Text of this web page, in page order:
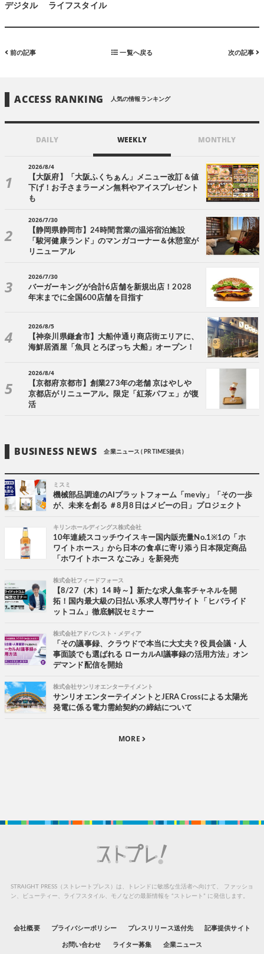
デジタル ライフスタイル
前の記事 一覧へ戻る 次の記事
ACCESS RANKING 人気の情報ランキング
DAILY WEEKLY MONTHLY
2026/8/4
【大阪府】「大阪ふくちぁん」メニュー改訂＆値
下げ！お子さまラーメン無料やアイスプレゼント
も
2026/7/30
【静岡県静岡市】24時間営業の温浴宿泊施設
「駿河健康ランド」のマンガコーナー＆休憩室が
リニューアル
2026/7/30
バーガーキングが合計6店舗を新規出店！2028
年末までに全国600店舗を目指す
2026/8/5
【神奈川県鎌倉市】大船仲通り商店街エリアに、
海鮮居酒屋「魚貝 とろぼっち 大船」オープン！
2026/8/4
【京都府京都市】創業273年の老舗 京はやしや
京都店がリニューアル。限定「紅茶パフェ」が復
活
BUSINESS NEWS 企業ニュース ( PR TIMES提供 )
ミスミ
機械部品調達のAIプラットフォーム「meviy」「その一歩
が、未来を創る ＃8月8日はメビーの日」プロジェクト
キリンホールディングス株式会社
10年連続スコッチウイスキー国内販売量No.1※1の「ホ
ワイトホース」から日本の食卓に寄り添う日本限定商品
「ホワイトホース なごみ」を新発売
株式会社フィードフォース
【8/27（木）14 時～】新たな求人集客チャネルを開
拓！国内最大級の日払い系求人専門サイト「ヒバライド
ットコム」徹底解説セミナー
株式会社アドバンスト・メディア
「その議事録、クラウドで本当に大丈夫？役員会議・人
事面談でも選ばれる ローカルAI議事録の活用方法」オン
デマンド配信を開始
株式会社サンリオエンターテイメント
サンリオエンターテイメントとJERA Crossによる太陽光
発電に係る電力需給契約の締結について
MORE
STRAIGHT PRESS（ストレートプレス）は、トレンドに敏感な生活者へ向けて、
ファッショ
ン、ビューティー、ライフスタイル、モノなどの最新情報を “ストレート” に発信します。
会社概要 プライバシーポリシー プレスリリース送付先 記事提供サイト
お問い合わせ ライター募集 企業ニュース